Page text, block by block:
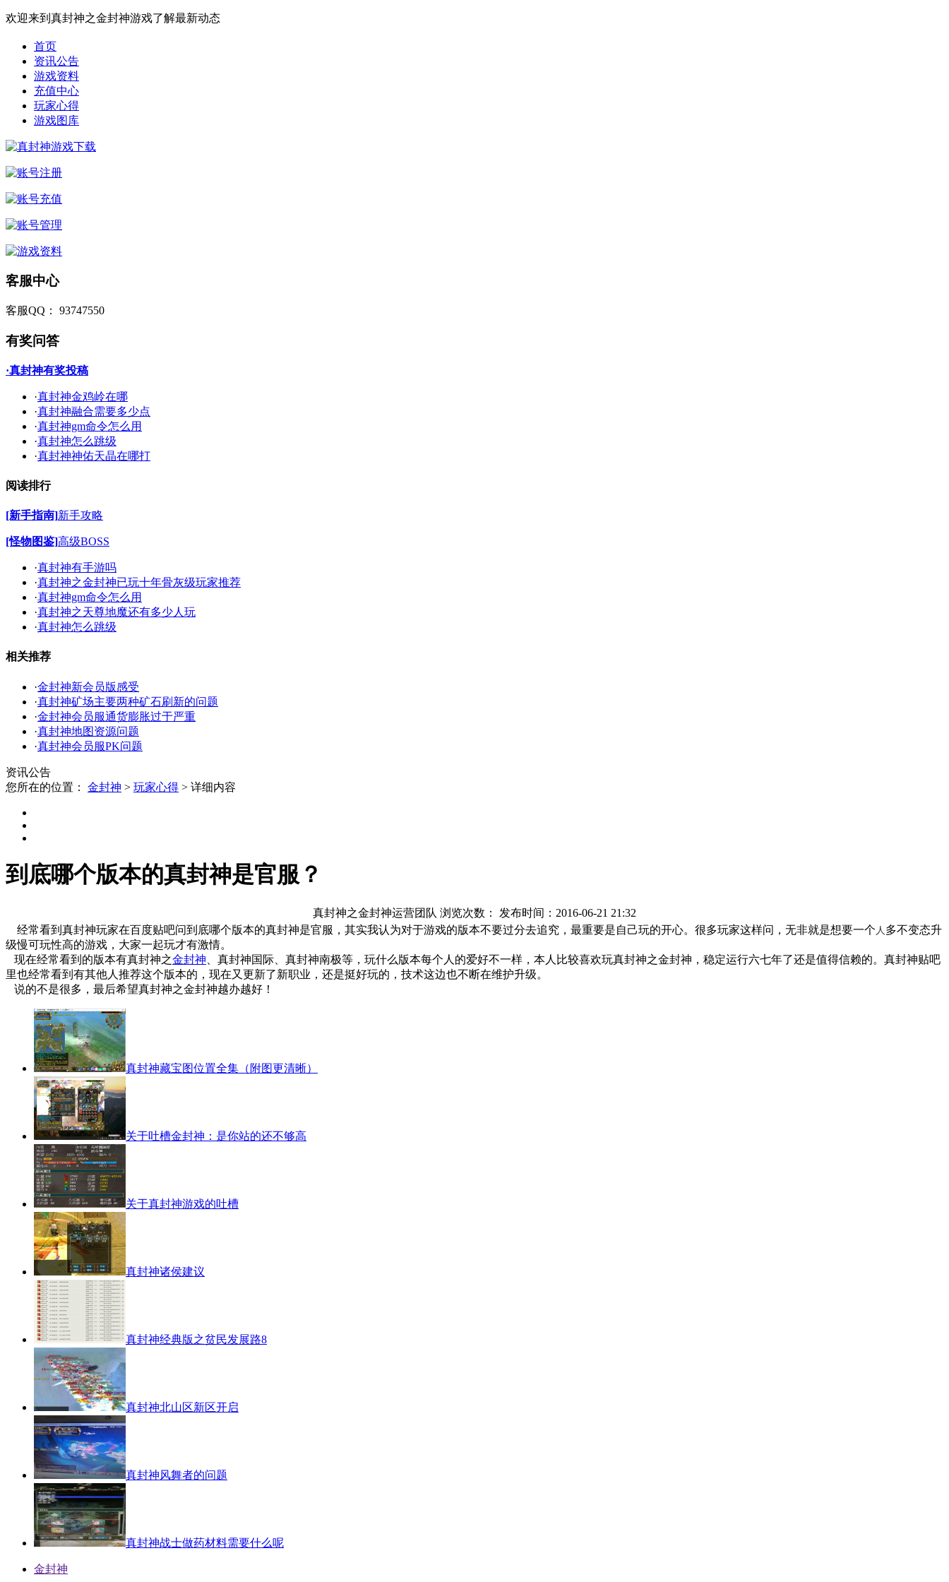
欢迎来到真封神之金封神游戏了解最新动态
首页
资讯公告
游戏资料
充值中心
玩家心得
游戏图库
客服中心
客服QQ： 93747550
有奖问答
·真封神有奖投稿
·真封神金鸡岭在哪
·真封神融合需要多少点
·真封神gm命令怎么用
·真封神怎么跳级
·真封神神佑天晶在哪打
阅读排行
[新手指南]新手攻略
[怪物图鉴]高级BOSS
·真封神有手游吗
·真封神之金封神已玩十年骨灰级玩家推荐
·真封神gm命令怎么用
·真封神之天尊地魔还有多少人玩
·真封神怎么跳级
相关推荐
·金封神新会员版感受
·真封神矿场主要两种矿石刷新的问题
·金封神会员服通货膨胀过于严重
·真封神地图资源问题
·真封神会员服PK问题
资讯公告
您所在的位置： 金封神 > 玩家心得 > 详细内容
到底哪个版本的真封神是官服？
真封神之金封神运营团队 浏览次数：
发布时间：2016-06-21 21:32
经常看到真封神玩家在百度贴吧问到底哪个版本的真封神是官服，其实我认为对于游戏的版本不要过分去追究，最重要是自己玩的开心。很多玩家这样问，无非就是想要一个 人 多不变态升
级慢可玩性高的游戏，大家一起玩才有激情。
现在经常看到的版本有真封神之金封神 、真封神国际、真封神南极等，玩什么版本每个人的爱好不一样，本人比较喜欢玩真封神之金封神，稳定运行六七年了还是值得信赖的。真封神贴吧
里也经常看到有其他人推荐这个版本的，现在又更新了新职业，还是挺好玩的，技术这边也不断在维护升级。
说的不是很多，最后希望真封神之金封神越办越好！
真封神藏宝图位置全集（附图更清晰）
关于吐槽金封神：是你站的还不够高
关于真封神游戏的吐槽
真封神诸侯建议
真封神经典版之贫民发展路8
真封神北山区新区开启
真封神风舞者的问题
真封神战士做药材料需要什么呢
金封神